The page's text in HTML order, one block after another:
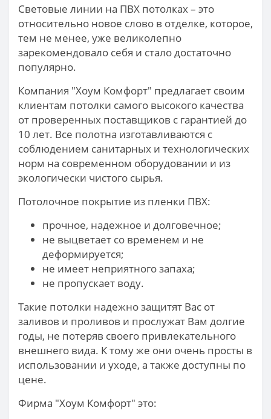
Световые линии на ПВХ потолках – это
относительно новое слово в отделке, которое,
тем не менее, уже великолепно
зарекомендовало себя и стало достаточно
популярно.
Компания "Хоум Комфорт" предлагает своим
клиентам потолки самого высокого качества
от проверенных поставщиков с гарантией до
10 лет. Все полотна изготавливаются с
соблюдением санитарных и технологических
норм на современном оборудовании и из
экологически чистого сырья.
Потолочное покрытие из пленки ПВХ:
прочное, надежное и долговечное;
не выцветает со временем и не
деформируется;
не имеет неприятного запаха;
не пропускает воду.
Такие потолки надежно защитят Вас от
заливов и проливов и прослужат Вам долгие
годы, не потеряв своего привлекательного
внешнего вида. К тому же они очень просты в
использовании и уходе, а также доступны по
цене.
Фирма "Хоум Комфорт" это: